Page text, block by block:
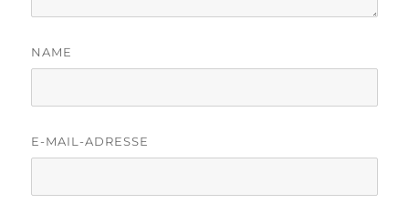
NAME
E-MAIL-ADRESSE